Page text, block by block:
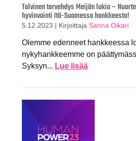
Talvinen tervehdys Meijän lukio –
hyvinvointi Itä-Suomessa hankkeesta!
5.12.2023 | Kirjoittaja Sanna Oikari
Olemme edenneet hankkeessa
nykyhankkeemme on
Syksyn... Lue lisää